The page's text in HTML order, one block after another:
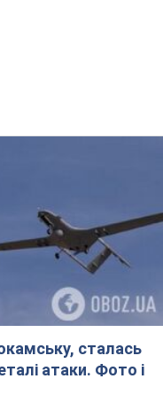
сталась
атаки. Фото і